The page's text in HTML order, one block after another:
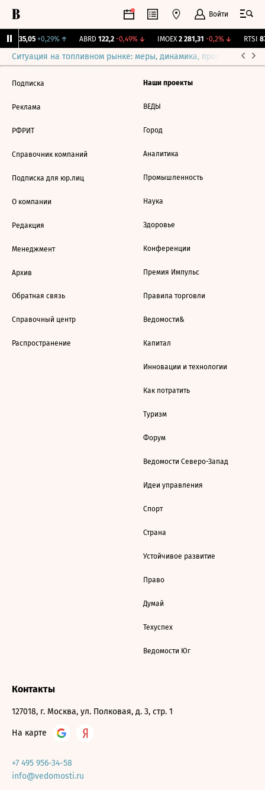
Войти
35,05 +0,29%↑ ABRD 122,2 -0,49%↓ IMOEX 2 281,31 -0,2%↓ RTSI
Ситуация на топливном рынке: меры, динамика, прогнозы
Подписка
Реклама
РФРИТ
Справочник компаний
Подписка для юр.лиц
О компании
Редакция
Менеджмент
Архив
Обратная связь
Справочный центр
Распространение
Наши проекты
ВЕДЫ
Город
Аналитика
Промышленность
Наука
Здоровье
Конференции
Премия Импульс
Правила торговли
Ведомости&
Капитал
Инновации и технологии
Как потратить
Туризм
Форум
Ведомости Северо-Запад
Идеи управления
Спорт
Страна
Устойчивое развитие
Право
Думай
Техуспех
Ведомости Юг
Контакты
127018, г. Москва, ул. Полковая, д. 3, стр. 1
На карте
+7 495 956-34-58
info@vedomosti.ru